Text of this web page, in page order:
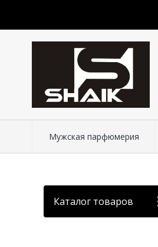
Мужская парфюмерия
Каталог товаров